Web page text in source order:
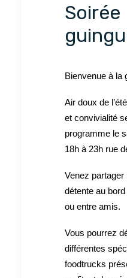
Soirée
Bienvenue à la
Air doux de
et convivialité
programme le
18h à 23h rue
Venez
détente au bord
ou entre amis.
Vous pourrez
différentes
foodtrucks